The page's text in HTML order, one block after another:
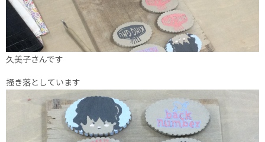
久美子さんです
掻き落としています